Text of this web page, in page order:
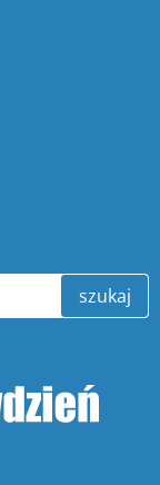
szukaj